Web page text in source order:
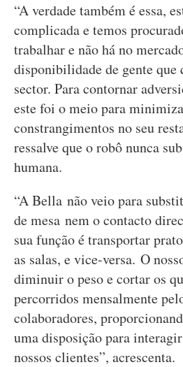
“A verdade também é essa,
complicada e temos
trabalhar e não há no
disponibilidade de gente que
sector. Para contornar
este foi o meio para
constrangimentos no seu
ressalve que o robô nunca
humana.
“A Bella não veio para
de mesa nem o contacto
sua função é transportar
as salas, e vice-versa. O
diminuir o peso e cortar os
percorridos mensalmente
colaboradores,
uma disposição para
nossos clientes”, acrescenta.